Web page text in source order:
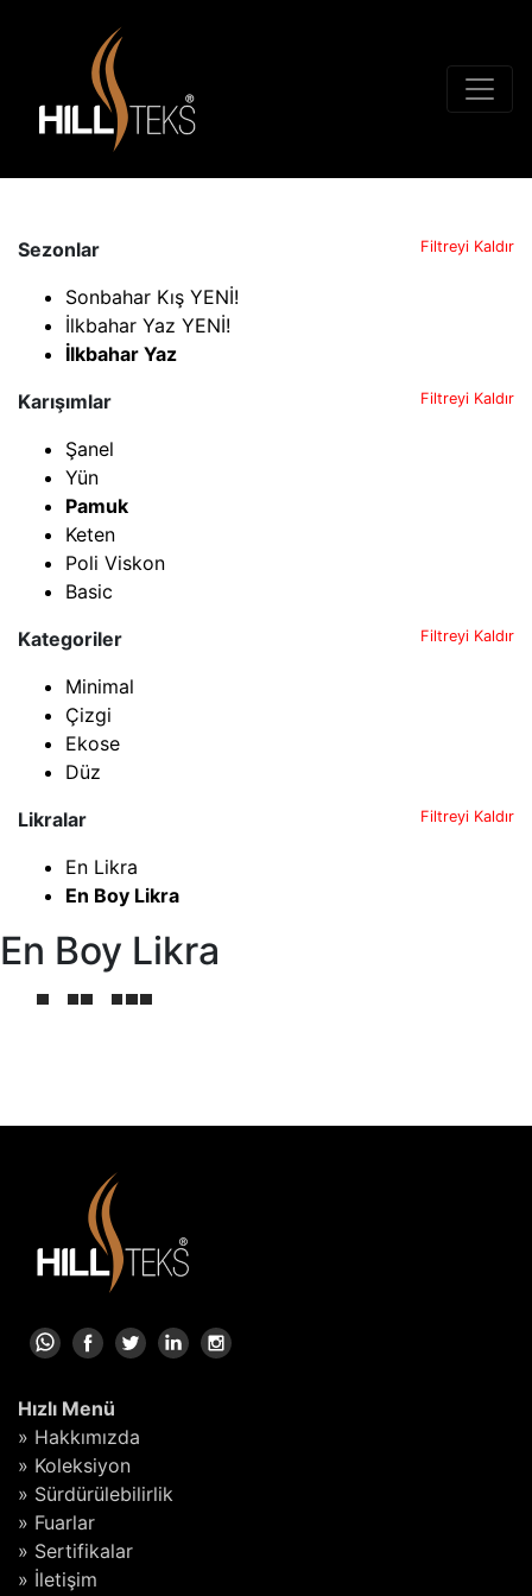
Sezonlar Filtreyi Kaldır
Sonbahar Kış YENİ!
İlkbahar Yaz YENİ!
İlkbahar Yaz
Karışımlar
Filtreyi Kaldır
Şanel
Yün
Pamuk
Keten
Poli Viskon
Basic
Kategoriler
Filtreyi Kaldır
Minimal
Çizgi
Ekose
Düz
Likralar
Filtreyi Kaldır
En Likra
En Boy Likra
En Boy Likra
Hızlı Menü
» Hakkımızda
» Koleksiyon
» Sürdürülebilirlik
» Fuarlar
» Sertifikalar
» İletişim